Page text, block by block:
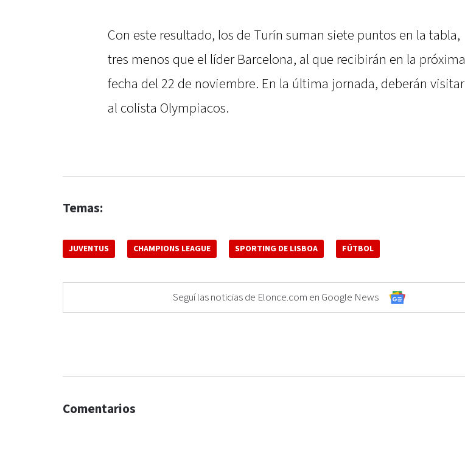
Con este resultado, los de Turín suman siete puntos en la tabla,
tres menos que el líder Barcelona, al que recibirán en la próxima
fecha del 22 de noviembre. En la última jornada, deberán visitar
al colista Olympiacos.
Temas:
JUVENTUS CHAMPIONS LEAGUE SPORTING DE LISBOA FÚTBOL
Seguí las noticias de Elonce.com en Google News
Comentarios